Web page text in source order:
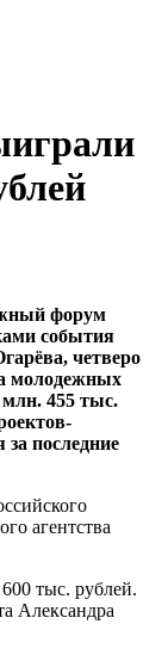
форум
события
четверо
молодежных
455 тыс.
последние
агентства
тыс. рублей.
Александра